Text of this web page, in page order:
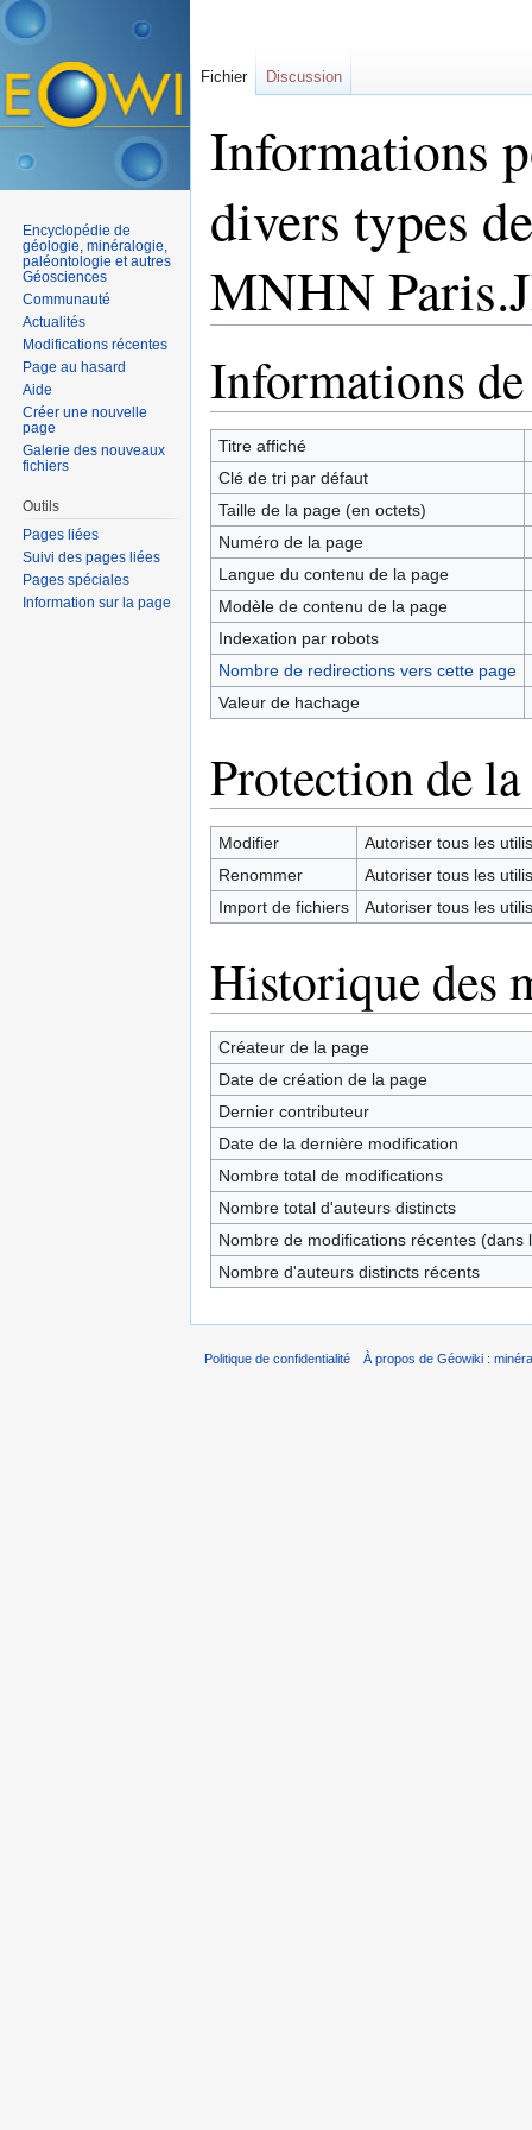
Informations
divers types
MNHN
Informations de
Titre affiché
Clé de tri par défaut
Taille de la page (en octets)
Numéro de la page
Langue du contenu de la page
Modèle de contenu de la page
Indexation par robots
Nombre de redirections vers cette page
Valeur de hachage
Protection de la
Modifier
Autoriser tous les
Renommer
Autoriser tous les
Import de fichiers
Autoriser tous les
Historique des
Créateur de la page
Date de création de la page
Dernier contributeur
Date de la dernière modification
Nombre total de modifications
Nombre total d'auteurs distincts
Nombre de modifications récentes (dans
Nombre d'auteurs distincts récents
Fichier Discussion
Encyclopédie de
géologie, minéralogie,
paléontologie et autres
Géosciences
Communauté
Actualités
Modifications récentes
Page au hasard
Aide
Créer une nouvelle
page
Galerie des nouveaux
fichiers
Outils
Pages liées
Suivi des pages liées
Pages spéciales
Information sur la page
Politique de confidentialité À propos de Géowiki :